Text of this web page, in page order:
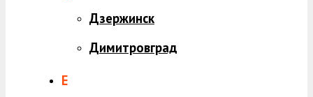
Дзержинск
Димитровград
Е